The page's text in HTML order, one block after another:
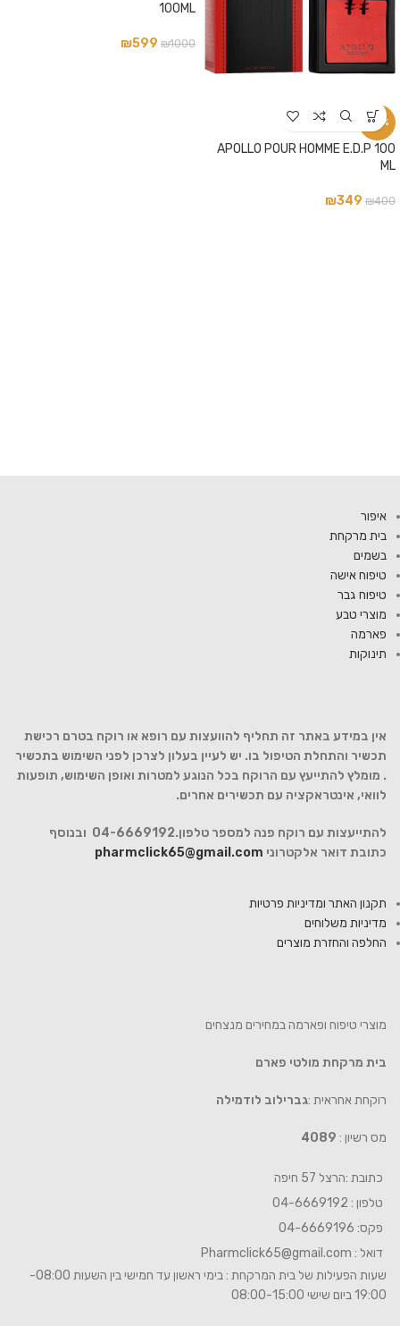
-13%
APOLLO POUR HOMME E.D.P 100
ML
₪400
₪349
100ML
₪1000
₪599
איפור
בית מרקחת
בשמים
טיפוח אישה
טיפוח גבר
מוצרי טבע
פארמה
תינוקות
אין במידע באתר זה תחליף להוועצות עם רופא או רוקח בטרם רכישת
תכשיר והתחלת הטיפול בו. יש לעיין בעלון לצרכן לפני השימוש בתכשיר
. מומלץ להתייעץ עם הרוקח בכל הנוגע למטרות ואופן השימוש, תופעות
לוואי, אינטראקציה עם תכשירים אחרים.
להתייעצות עם רוקח פנה למספר טלפון.04-6669192 ובנוסף
כתובת דואר אלקטרוני pharmclick65@gmail.com
תקנון האתר ומדיניות פרטיות
מדיניות משלוחים
החלפה והחזרת מוצרים
מוצרי טיפוח ופארמה במחירים מנצחים
בית מרקחת מולטי פארם
רוקחת אחראית :גברילוב לודמילה
מס רשיון : 4089
כתובת :הרצל 57 חיפה
טלפון : 04-6669192
פקס: 04-6669196
דואל : Pharmclick65@gmail.com
שעות הפעילות של בית המרקחת : בימי ראשון עד חמישי בין השעות 08:00-
19:00 ביום שישי 08:00-15:00